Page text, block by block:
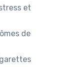
et
de